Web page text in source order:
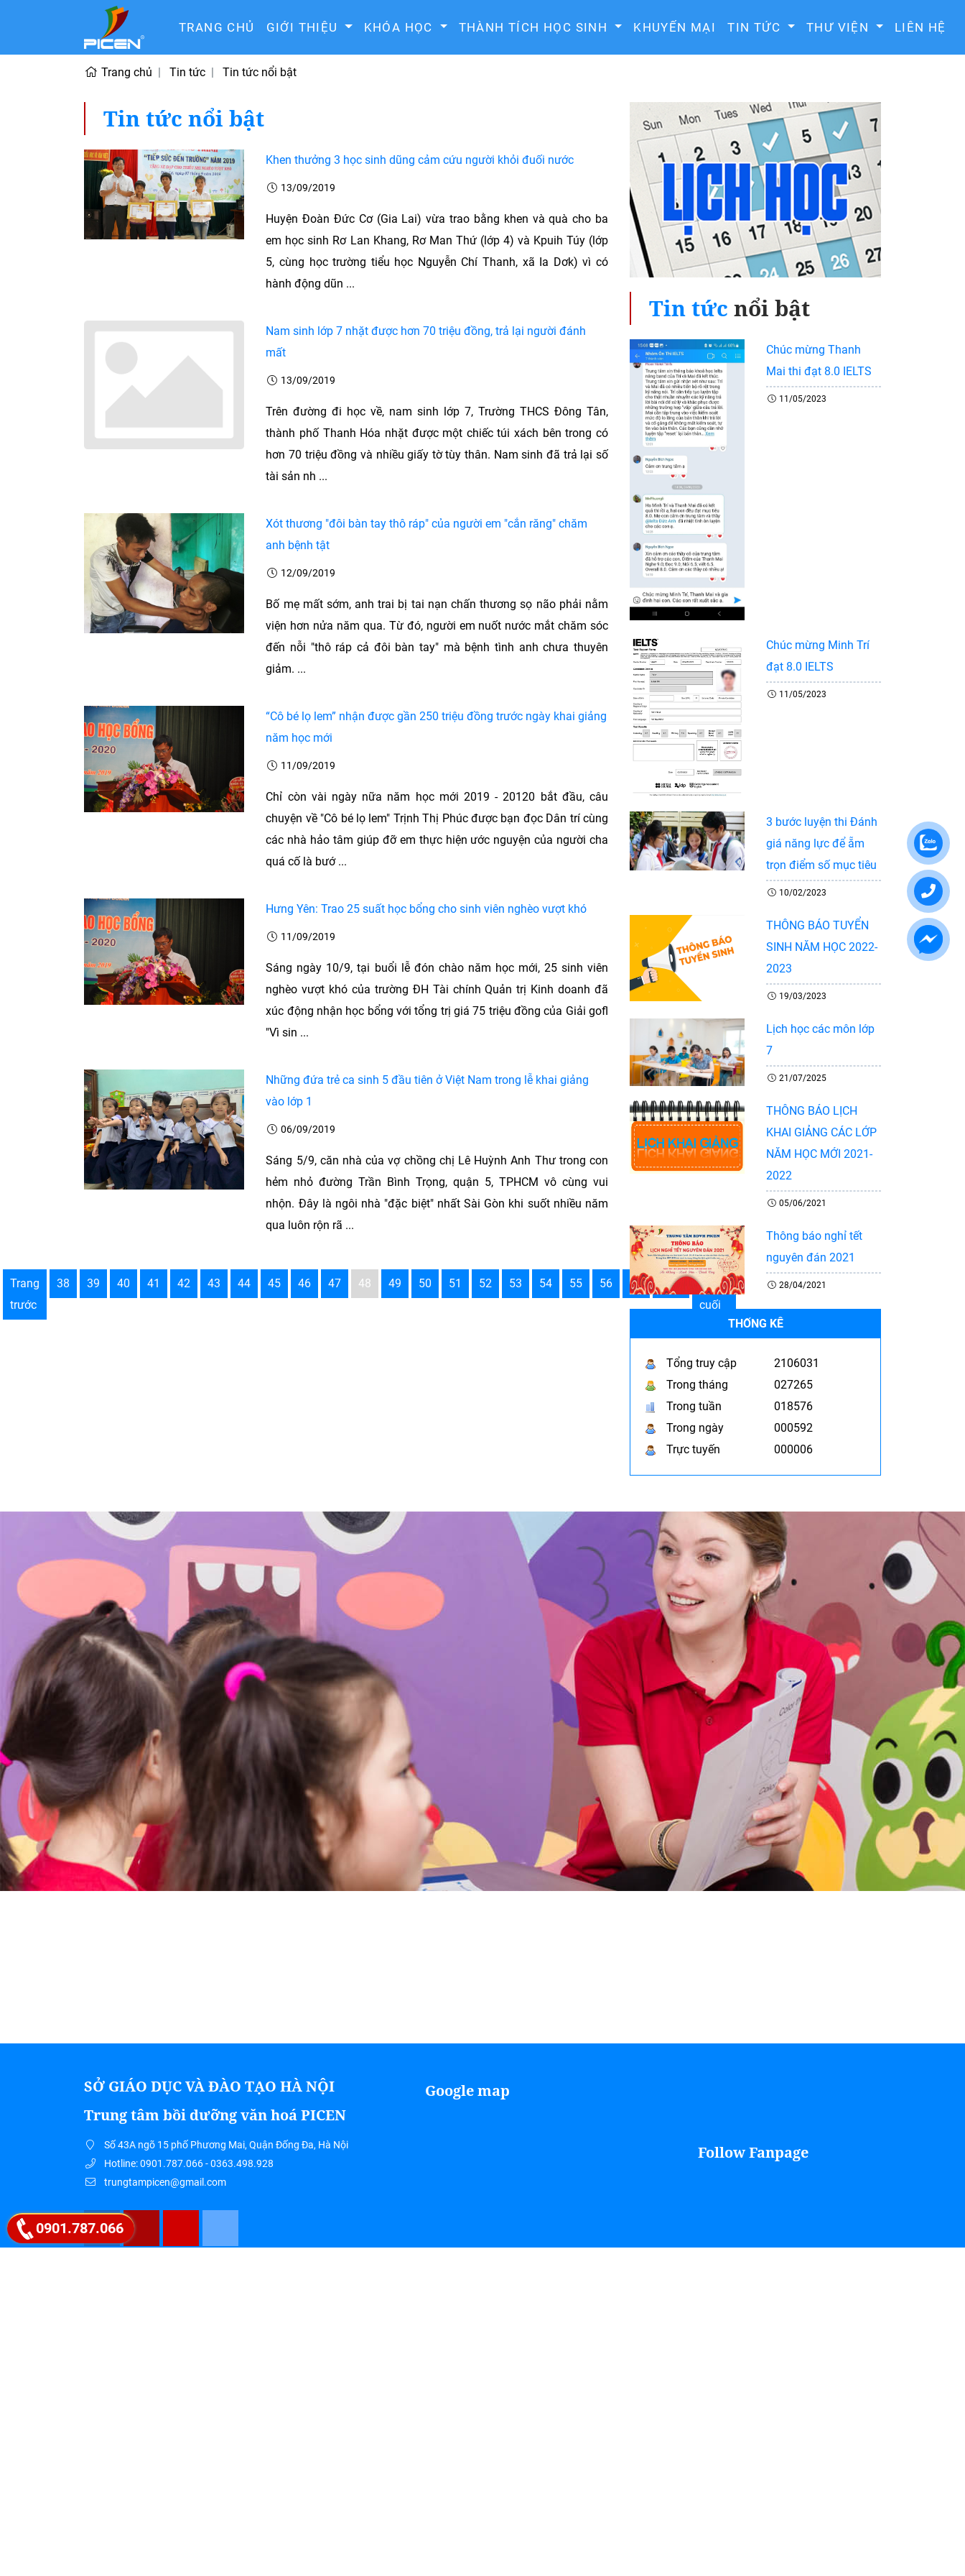
TRANG CHỦ GIỚI THIỆU KHÓA HỌC THÀNH TÍCH HỌC SINH KHUYẾN MẠI TIN TỨC THƯ VIỆN LIÊN HỆ
Trang chủ Tin tức Tin tức nổi bật
Tin tức nổi bật
Khen thưởng 3 học sinh dũng cảm cứu người khỏi đuối nước
13/09/2019
Huyện Đoàn Đức Cơ (Gia Lai) vừa trao bằng khen và quà cho ba
em học sinh Rơ Lan Khang, Rơ Man Thứ (lớp 4) và Kpuih Túy (lớp
5, cùng học trường tiểu học Nguyễn Chí Thanh, xã Ia Dơk) vì có
hành động dũn ...
Nam sinh lớp 7 nhặt được hơn 70 triệu đồng, trả lại người đánh
mất
13/09/2019
Trên đường đi học về, nam sinh lớp 7, Trường THCS Đông Tân,
thành phố Thanh Hóa nhặt được một chiếc túi xách bên trong có
hơn 70 triệu đồng và nhiều giấy tờ tùy thân. Nam sinh đã trả lại số
tài sản nh ...
Xót thương "đôi bàn tay thô ráp" của người em "cắn răng" chăm
anh bệnh tật
12/09/2019
Bố mẹ mất sớm, anh trai bị tai nạn chấn thương sọ não phải nằm
viện hơn nửa năm qua. Từ đó, người em nuốt nước mắt chăm sóc
đến nỗi "thô ráp cả đôi bàn tay" mà bệnh tình anh chưa thuyên
giảm. ...
“Cô bé lọ lem” nhận được gần 250 triệu đồng trước ngày khai giảng
năm học mới
11/09/2019
Chỉ còn vài ngày nữa năm học mới 2019 - 20120 bắt đầu, câu
chuyện về "Cô bé lọ lem" Trịnh Thị Phúc được bạn đọc Dân trí cùng
các nhà hảo tâm giúp đỡ em thực hiện ước nguyện của người cha
quá cố là bướ ...
Hưng Yên: Trao 25 suất học bổng cho sinh viên nghèo vượt khó
11/09/2019
Sáng ngày 10/9, tại buổi lễ đón chào năm học mới, 25 sinh viên
nghèo vượt khó của trường ĐH Tài chính Quản trị Kinh doanh đã
xúc động nhận học bổng với tổng trị giá 75 triệu đồng của Giải gofl
"Vì sin ...
Những đứa trẻ ca sinh 5 đầu tiên ở Việt Nam trong lễ khai giảng
vào lớp 1
06/09/2019
Sáng 5/9, căn nhà của vợ chồng chị Lê Huỳnh Anh Thư trong con
hẻm nhỏ đường Trần Bình Trọng, quận 5, TPHCM vô cùng vui
nhộn. Đây là ngôi nhà "đặc biệt" nhất Sài Gòn khi suốt nhiều năm
qua luôn rộn rã ...
Trang
trước
38 39 40 41 42 43 44 45 46 47 48 49 50 51 52 53 54 55 56 57 Tiếp
Trang
cuối
Tin tức nổi bật
Chúc mừng Thanh
Mai thi đạt 8.0 IELTS
11/05/2023
Chúc mừng Minh Trí
đạt 8.0 IELTS
11/05/2023
3 bước luyện thi Đánh
giá năng lực để ẵm
trọn điểm số mục tiêu
10/02/2023
THÔNG BÁO TUYỂN
SINH NĂM HỌC 2022-
2023
19/03/2023
Lịch học các môn lớp
7
21/07/2025
THÔNG BÁO LỊCH
KHAI GIẢNG CÁC LỚP
NĂM HỌC MỚI 2021-
2022
05/06/2021
Thông báo nghỉ tết
nguyên đán 2021
28/04/2021
THỐNG KÊ
Tổng truy cập
2106031
Trong tháng
027265
Trong tuần
018576
Trong ngày
000592
Trực tuyến
000006
SỞ GIÁO DỤC VÀ ĐÀO TẠO HÀ NỘI
Trung tâm bồi dưỡng văn hoá PICEN
Số 43A ngõ 15 phố Phương Mai, Quận Đống Đa, Hà Nội
Hotline: 0901.787.066 - 0363.498.928
trungtampicen@gmail.com
Google map
Follow Fanpage
0901.787.066